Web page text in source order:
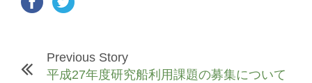
Previous Story
平成27年度研究船利用課題の募集について